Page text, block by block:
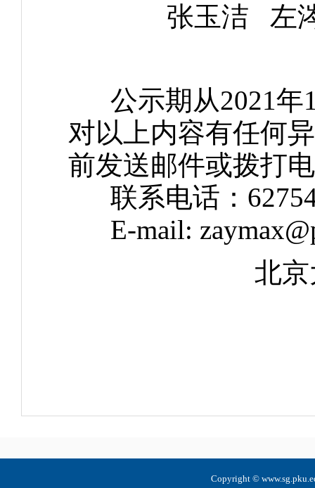
张玉洁 左
公示期从2021年
对以上内容有任何
前发送邮件或拨打
联系电话：
E-mail:
北
Copyright ©